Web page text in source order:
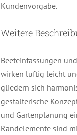
Kundenvorgabe.
Weitere
Beeteinfassungen
wirken luftig leicht
gliedern sich
gestalterische
und Gartenplanung
Randelemente sind